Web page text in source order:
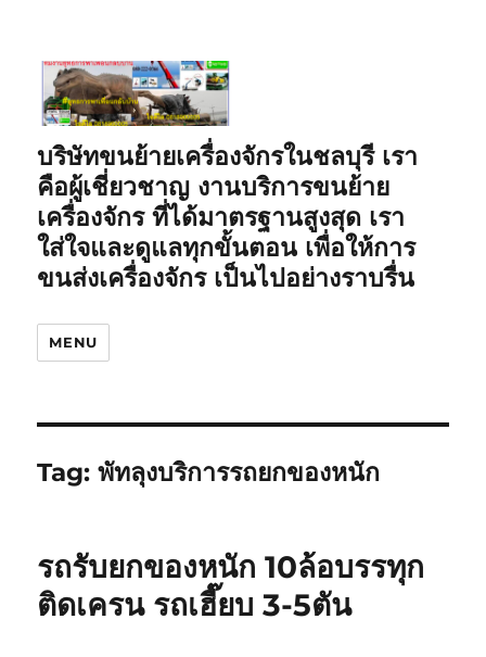
บริษัทขนย้ายเครื่องจักรในชลบุรี เรา
คือผู้เชี่ยวชาญ งานบริการขนย้าย
เครื่องจักร ที่ได้มาตรฐานสูงสุด เรา
ใส่ใจและดูแลทุกขั้นตอน เพื่อให้การ
ขนส่งเครื่องจักร เป็นไปอย่างราบรื่น
MENU
Tag:พัทลุงบริการรถยกของหนัก
รถรับยกของหนัก 10ล้อบรรทุก
ติดเครน รถเฮี๊ยบ 3-5ตัน